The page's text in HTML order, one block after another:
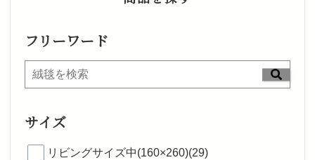
フリーワード
サイズ
リビングサイズ中(160×260)(29)